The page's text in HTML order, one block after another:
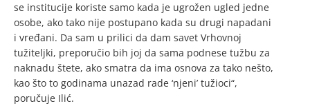
se institucije koriste samo kada je ugrožen ugled jedne
osobe, ako tako nije postupano kada su drugi napadani
i vređani. Da sam u prilici da dam savet Vrhovnoj
tužiteljki, preporučio bih joj da sama podnese tužbu za
naknadu štete, ako smatra da ima osnova za tako nešto,
kao što to godinama unazad rade ‘njeni’ tužioci“,
poručuje Ilić.